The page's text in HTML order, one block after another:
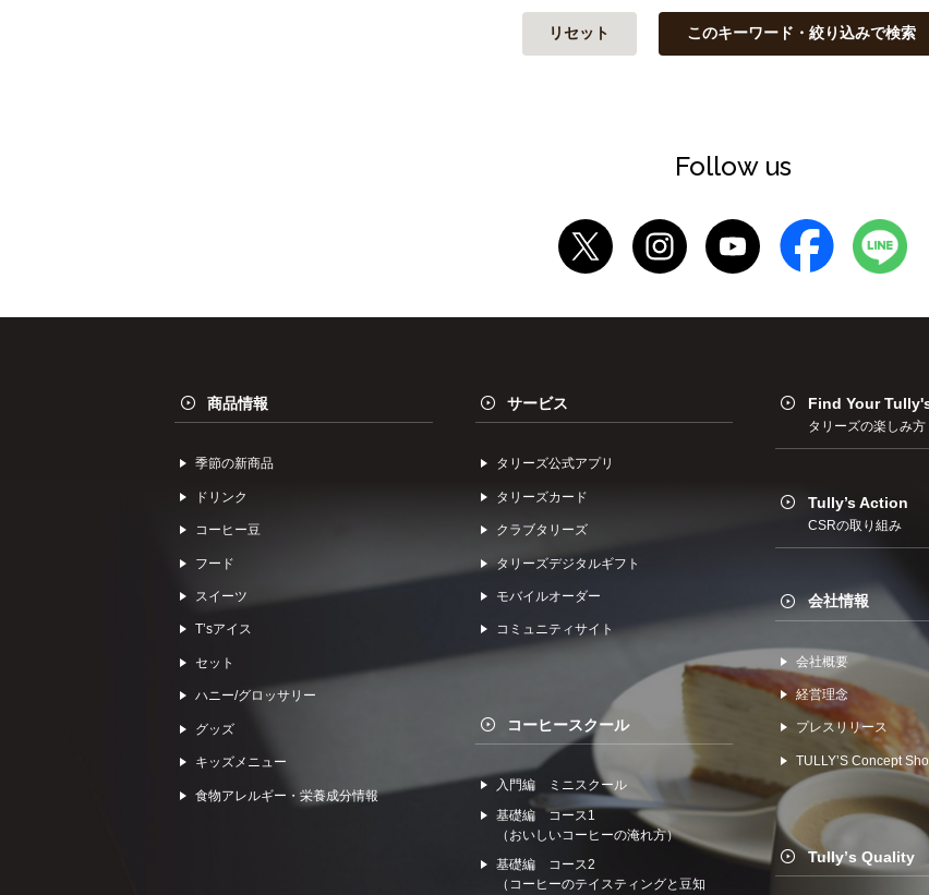
リセット このキーワード・絞り込みで検索
Follow us
商品情報
季節の新商品
ドリンク
コーヒー⾖
フード
スイーツ
Tʼsアイス
セット
ハニー/グロッサリー
グッズ
キッズメニュー
食物アレルギー・栄養成分情報
サービス
タリーズ公式アプリ
タリーズカード
クラブタリーズ
タリーズデジタルギフト
モバイルオーダー
コミュニティサイト
コーヒースクール
入門編 ミニスクール
基礎編 コース1
（おいしいコーヒーの淹れ方）
基礎編 コース2
（コーヒーのテイスティングと豆知
Find Your
タリーズの楽しみ方
Tully’s Action
CSRの取り組み
会社情報
会社概要
経営理念
プレスリリース
TULLYʼS Concept
Tullyʼs Quality